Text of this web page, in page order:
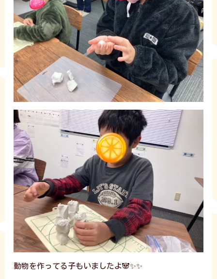
動物を作ってる子もいましたよ🐼✨✨